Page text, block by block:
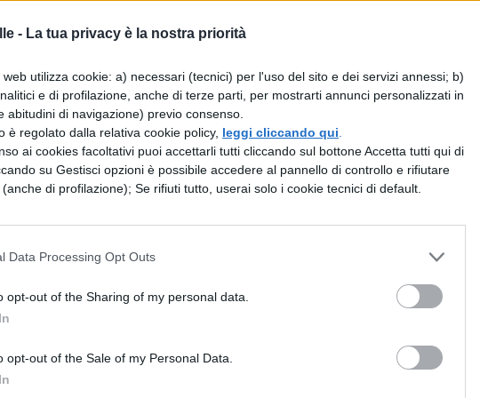
- La tua privacy è la nostra priorità
utilizza cookie: a) necessari (tecnici) per l'uso del sito e dei servizi annessi; b)
e di profilazione, anche di terze parti, per mostrarti annunci personalizzati in
abitudini di navigazione) previo consenso.
è regolato dalla relativa cookie policy, leggi cliccando qui
ai cookies facoltativi puoi accettarli tutti cliccando sul bottone Accetta tutti qui di
su Gestisci opzioni è possibile accedere al pannello di controllo e rifiutare
di profilazione); Se rifiuti tutto, userai solo i cookie tecnici di default.
Data Processing Opt Outs
opt-out of the Sharing of my personal data.
opt-out of the Sale of my Personal Data.
di princìpi, costruito in analogia alla fisica,
energetica, viene però in un secondo tempo
egli pubblica Al di là del principio del
sessuali, riconosce l’esistenza di una pulsione
cioò una tendenza distruttiva inerente alla vita
arriva tramite l’osservazione clinica dei
coazione a ripetere, in cui il soggetto ripete
e dolorose, che riflettono, in modo più o
passati. A parere di Freud, questi
primato del principio del piacere e rendono
di una tendenza originaria alla scarica
di morte. Quando le pulsioni di morte
all’autodistruzione, ma poi possono
assumendo così la forma di pulsioni di